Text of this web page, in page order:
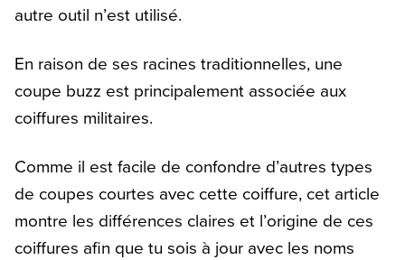
autre outil n’est utilisé.
En raison de ses racines traditionnelles, une
coupe buzz est principalement associée aux
coiffures militaires.
Comme il est facile de confondre d’autres types
de coupes courtes avec cette coiffure, cet article
montre les différences claires et l’origine de ces
coiffures afin que tu sois à jour avec les noms